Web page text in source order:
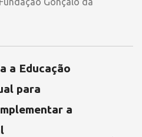
a Educação
para
a